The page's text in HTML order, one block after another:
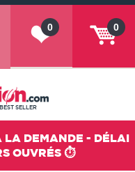
0
0
SELLER
LA DEMANDE - DÉLAI
OUVRÉS ⏱️